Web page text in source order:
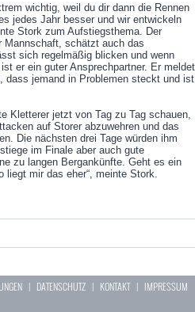
wichtig, weil du dir dann die Rennen
jedes Jahr besser und wir entwickeln
Stork zum Aufstiegsthema. Der
Mannschaft, schätzt auch das
sich regelmäßig blicken und wenn
er ein guter Ansprechpartner. Er meldet
dass jemand in Problemen steckt und ist
Kletterer jetzt von Tag zu Tag schauen,
auf Storer abzuwehren und das
Die nächsten drei Tage würden ihm
im Finale aber auch gute
zu langen Bergankünfte. Geht es ein
mir das eher“, meinte Stork.
| DATENSCHUTZ | KONTAKT| IMPRESSUM